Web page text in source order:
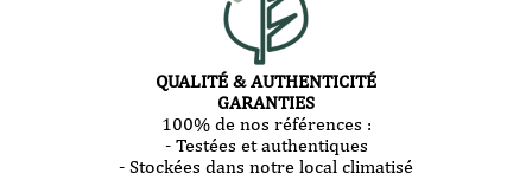
QUALITÉ & AUTHENTICITÉ
GARANTIES
100% de nos références :
- Testées et authentiques
- Stockées dans notre local climatisé